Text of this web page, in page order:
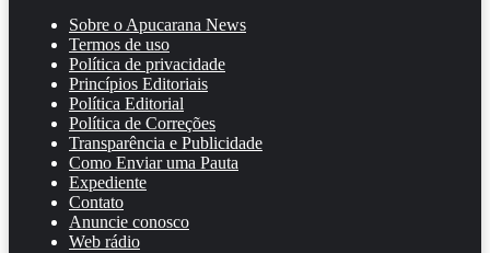
Sobre o Apucarana News
Termos de uso
Política de privacidade
Princípios Editoriais
Política Editorial
Política de Correções
Transparência e Publicidade
Como Enviar uma Pauta
Expediente
Contato
Anuncie conosco
Web rádio